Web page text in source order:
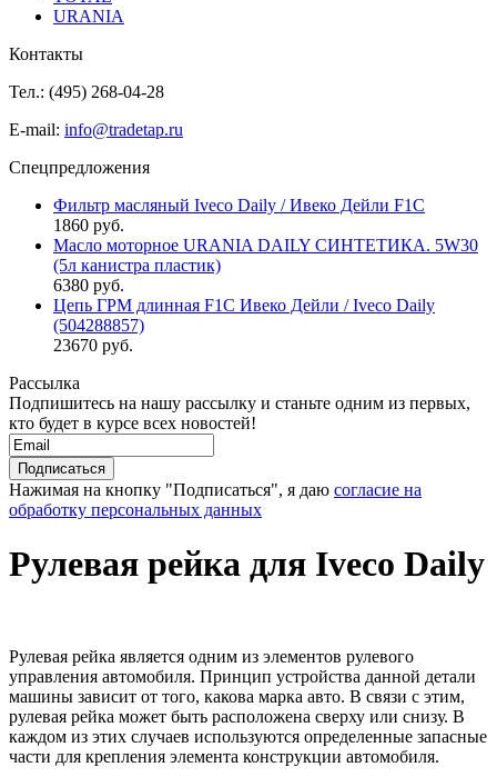
URANIA
Контакты
Тел.: (495) 268-04-28
E-mail: info@tradetap.ru
Спецпредложения
Фильтр масляный Iveco Daily / Ивеко Дейли F1C
1860 руб.
Масло моторное URANIA DAILY СИНТЕТИКА. 5W30
(5л канистра пластик)
6380 руб.
Цепь ГРМ длинная F1C Ивеко Дейли / Iveco Daily
(504288857)
23670 руб.
Рассылка
Подпишитесь на нашу рассылку и станьте одним из первых,
кто будет в курсе всех новостей!
Нажимая на кнопку "Подписаться", я даю согласие на
обработку персональных данных
Рулевая рейка для Iveco Daily
Рулевая рейка является одним из элементов рулевого
управления автомобиля. Принцип устройства данной детали
машины зависит от того, какова марка авто. В связи с этим,
рулевая рейка может быть расположена сверху или снизу. В
каждом из этих случаев используются определенные запасные
части для крепления элемента конструкции автомобиля.